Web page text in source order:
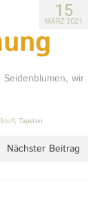
15
MÄRZ 2021
wir
Stoff, Tapeten
Nächster Beitrag